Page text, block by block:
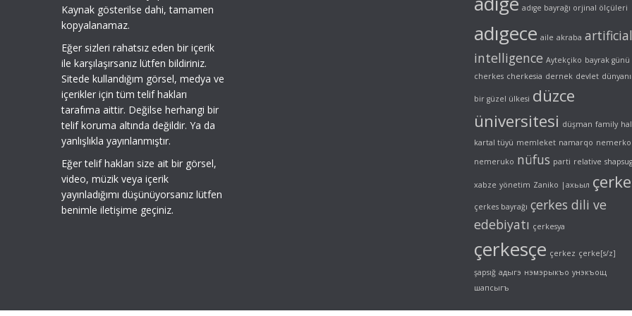
Kaynak gösterilse dahi, tamamen
kopyalanamaz.
Eğer sizleri rahatsız eden bir içerik
ile karşılaşırsanız lütfen bildiriniz.
Sitede kullandığım görsel, medya ve
içerikler için tüm telif hakları
tarafıma aittir. Değilse herhangi bir
telif koruma altında değildir. Ya da
yanlışlıkla yayınlanmıştır.
Eğer telif hakları size ait bir görsel,
video, müzik veya içerik
yayınladığımı düşünüyorsanız lütfen
benimle iletişime geçiniz.
adıge bayrağı orjinal ölçüleri
adıgece aile akraba artificial
intelligence Aytekçiko bayrak günü
cherkes cherkesia dernek devlet
bir güzel ülkesi düzce
üniversitesi düşman family
kartal tüyü memleket namarqo nemerko
nemeruko nüfus parti relative
xabze yönetim Zaniko |ахьыл
çerkes bayrağı çerkes dili ve
edebiyatı çerkesya
çerkesçe çerkez çerke[s/z]
şapsığ адыгэ нэмэрыкъо унэкъощ
шапсыгъ